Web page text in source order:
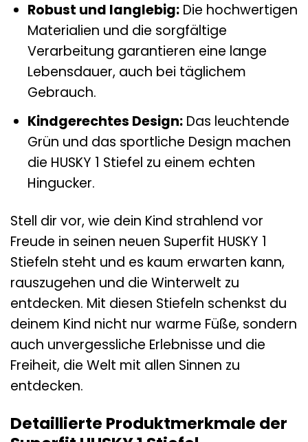
Robust und langlebig:Die hochwertigen
Materialien und die sorgfältige
Verarbeitung garantieren eine lange
Lebensdauer, auch bei täglichem
Gebrauch.
Kindgerechtes Design:Das leuchtende
Grün und das sportliche Design machen
die HUSKY 1 Stiefel zu einem echten
Hingucker.
Stell dir vor, wie dein Kind strahlend vor
Freude in seinen neuen Superfit HUSKY 1
Stiefeln steht und es kaum erwarten kann,
rauszugehen und die Winterwelt zu
entdecken. Mit diesen Stiefeln schenkst du
deinem Kind nicht nur warme Füße, sondern
auch unvergessliche Erlebnisse und die
Freiheit, die Welt mit allen Sinnen zu
entdecken.
Detaillierte Produktmerkmale der